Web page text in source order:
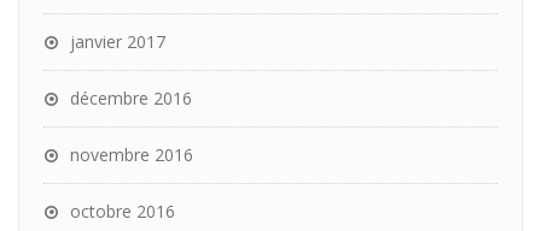
janvier 2017
décembre 2016
novembre 2016
octobre 2016